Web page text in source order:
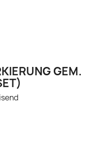
GEM.